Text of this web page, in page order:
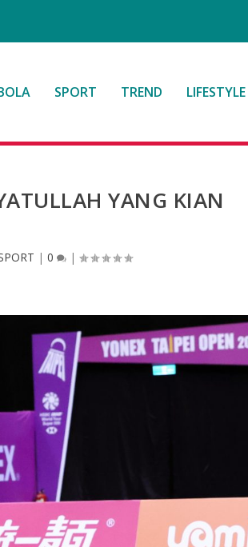
SPORT TREND LIFESTYLE
YANG KIAN
|0 |